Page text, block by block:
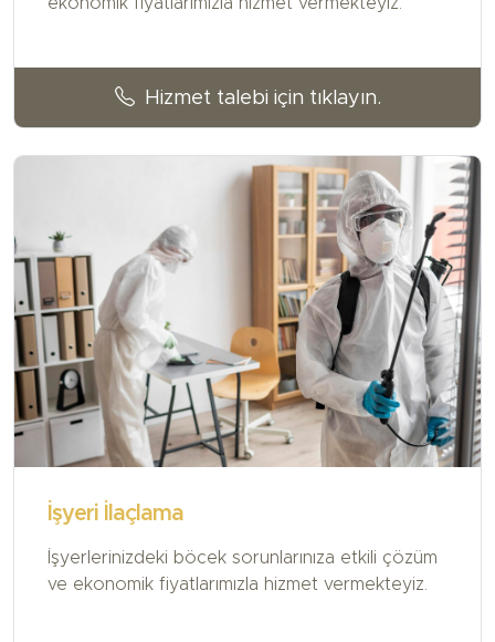
ekonomik fiyatlarımızla hizmet vermekteyiz.
Hizmet talebi için tıklayın.
İşyeri İlaçlama
İşyerlerinizdeki böcek sorunlarınıza etkili çözüm
ve ekonomik fiyatlarımızla hizmet vermekteyiz.